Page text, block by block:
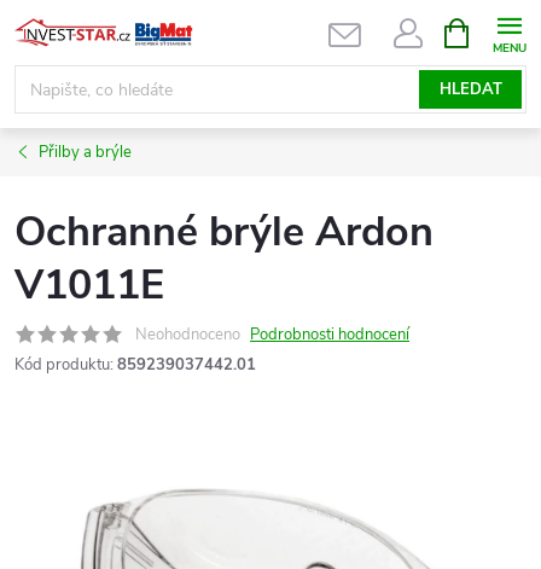
Přejít
na
obsah
HLEDAT
NÁKUPNÍ
KOŠÍK
Přilby a brýle
Ochranné brýle Ardon
V1011E
Neohodnoceno Podrobnosti hodnocení
Kód produktu: 859239037442.01